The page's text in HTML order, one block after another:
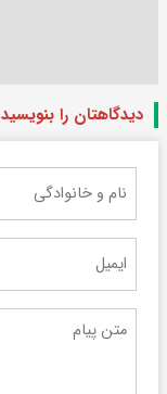
دیدگاهتان را بنویسید